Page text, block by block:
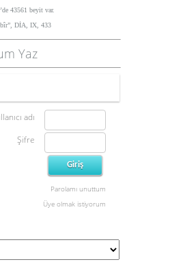
43561 beyit var.
DİA, IX, 433
Yaz
adı
Şifre
Parolamı unuttum
Üye olmak istiyorum